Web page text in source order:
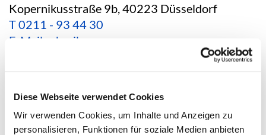
Diese Webseite verwendet Cookies
Wir verwenden Cookies, um Inhalte und Anzeigen zu
personalisieren, Funktionen für soziale Medien anbieten
Kopernikusstraße 9b, 40223 Düsseldorf
T0211 - 93 44 30
E-Mail schreiben
*Aktuelle Hinweise zur Erreichbarkeit findest du
hier*
Spendenkonto
Impressum